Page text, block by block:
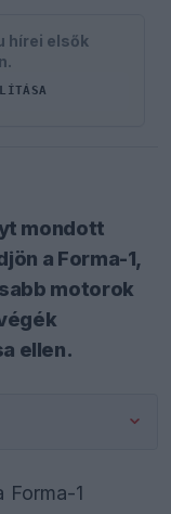
hírei elsők
mondott
a Forma-1,
motorok
ellen.
Forma-1